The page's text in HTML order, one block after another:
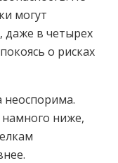
могут
даже в четырех
о рисках
неоспорима.
ниже,